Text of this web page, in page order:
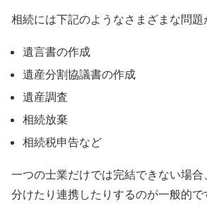
相続には下記のようなさまざまな問題
遺言書の作成
遺産分割協議書の作成
遺産調査
相続放棄
相続税申告など
一つの士業だけでは完結できない場
分けたり連携したりするのが一般的で